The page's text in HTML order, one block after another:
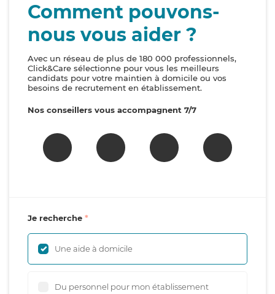
Comment pouvons-
nous vous aider ?
Avec un réseau de plus de 180 000 professionnels,
Click&Care sélectionne pour vous les meilleurs
candidats pour votre maintien à domicile ou vos
besoins de recrutement en établissement.
Nos conseillers vous accompagnent 7/7
Je recherche
Une aide à domicile
Du personnel pour mon établissement